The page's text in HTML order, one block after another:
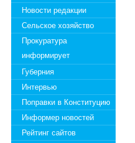
Новости редакции
Сельское хозяйство
Прокуратура
информирует
Губерния
Интервью
Поправки в Конституцию
Информер новостей
Рейтинг сайтов